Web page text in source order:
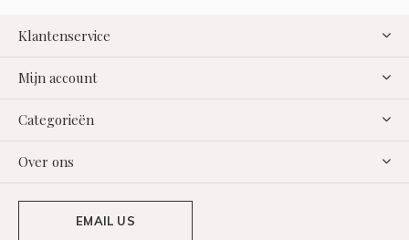
Klantenservice
Mijn account
Categorieën
Over ons
EMAIL US